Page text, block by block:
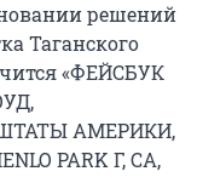
решений
Таганского
«ФЕЙСБУК
АМЕРИКИ,
PARK Г, CA,